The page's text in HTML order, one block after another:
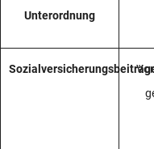
Unterordnung